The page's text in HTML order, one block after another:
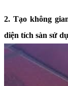
2. Tạo không
diện tích sàn sử